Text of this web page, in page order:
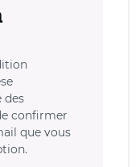
des
confirmer
que vous